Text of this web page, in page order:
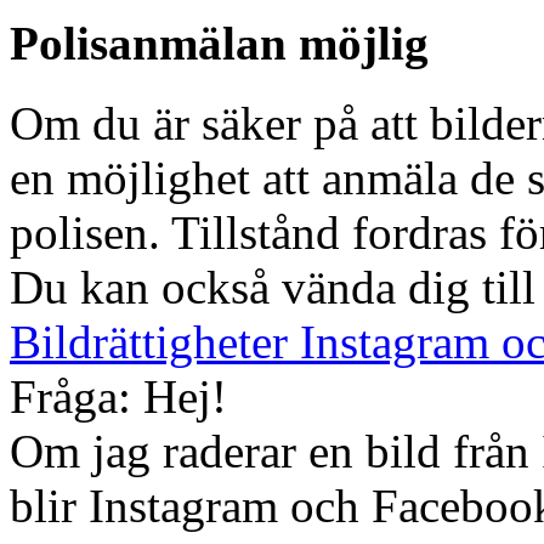
Polisanmälan möjlig
Om du är säker på att
en möjlighet att anmäla
polisen. Tillstånd fordras
Du kan också vända dig
Bildrättigheter Instagram
Fråga: Hej!
Om jag raderar en bild
blir Instagram och